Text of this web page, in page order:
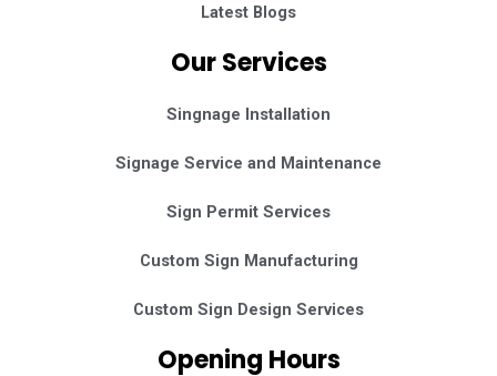
Latest Blogs
Our Services
Singnage Installation
Signage Service and Maintenance
Sign Permit Services
Custom Sign Manufacturing
Custom Sign Design Services
Opening Hours